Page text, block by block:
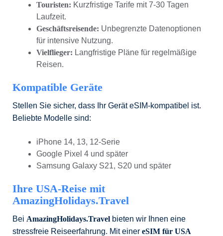
Touristen: Kurzfristige Tarife mit 7-30 Tagen
Laufzeit.
Geschäftsreisende: Unbegrenzte Datenoptionen
für intensive Nutzung.
Vielflieger: Langfristige Pläne für regelmäßige
Reisen.
Kompatible Geräte
Stellen Sie sicher, dass Ihr Gerät eSIM-kompatibel ist.
Beliebte Modelle sind:
iPhone 14, 13, 12-Serie
Google Pixel 4 und später
Samsung Galaxy S21, S20 und später
Ihre USA-Reise mit
AmazingHolidays.Travel
Bei AmazingHolidays.Travel bieten wir Ihnen eine
stressfreie Reiseerfahrung. Mit einer eSIM für USA